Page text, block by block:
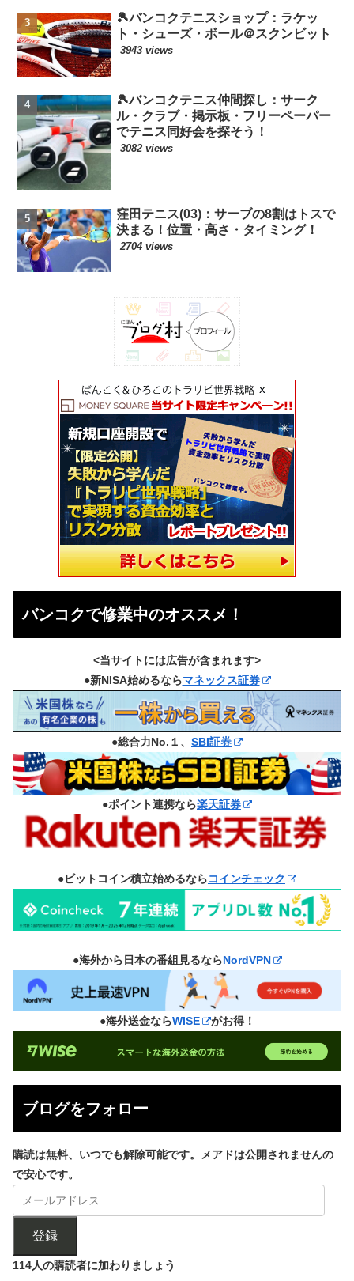
🎾バンコクテニスショップ：ラケッ
ト・シューズ・ボール＠スクンビット
3943 views
🎾バンコクテニス仲間探し：サーク
ル・クラブ・掲示板・フリーペーパー
でテニス同好会を探そう！
3082 views
窪田テニス(03)：サーブの8割はトスで
決まる！位置・高さ・タイミング！
2704 views
バンコクで修業中のオススメ！
<当サイトには広告が含まれます>
●新NISA始めるならマネックス証券
●総合力No.１、 SBI証券
●ポイント連携なら楽天証券
●ビットコイン積立始めるならコインチェック
●海外から日本の番組見るならNordVPN
●海外送金ならWISE がお得！
ブログをフォロー
購読は無料、いつでも解除可能です。メアドは公開されませんの
で安心です。
登録
114人の購読者に加わりましょう